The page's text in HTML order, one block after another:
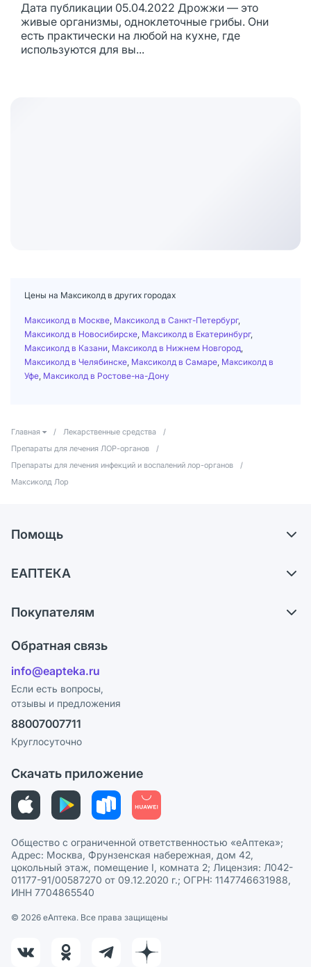
Дата публикации 05.04.2022 Дрожжи — это
живые организмы, одноклеточные грибы. Они
есть практически на любой на кухне, где
используются для вы...
Цены на Максиколд в других городах
Максиколд в Москве Максиколд в Санкт-Петербург,
Максиколд в Новосибирске Максиколд в Екатеринбург,
Максиколд в Казани Максиколд в Нижнем Новгород
Максиколд в Челябинске Максиколд в Самаре Максиколд в
Уфе Максиколд в Ростове-на-Дону
Главная / Лекарственные средства
/
Препараты для лечения ЛОР-органов
/
Препараты для лечения инфекций и воспалений лор-органов
/
Максиколд Лор
Помощь
Обмен и возврат
Блог
ЕАПТЕКА
Карьера
Поставщики
Лицензия
Реклама на сайте
Ваши товары на ЕАПТЕКЕ
Покупателям
Программа СберСпасибо
Политика конфиденциальности
Пользовательское соглашение
Политика рекомендаций
Этика и соответствие
Политика в отношении обработки персональных данных
Обратная связь
info@eapteka.ru
Если есть вопросы,
отзывы и предложения
88007007711
Круглосуточно
Скачать приложение
Общество с ограниченной ответственностью «еАптека»;
Адрес: Москва, Фрунзенская набережная, дом 42,
цокольный этаж, помещение I, комната 2; Лицензия: Л042-
01177-91/00587270 от 09.12.2020 г.; ОГРН: 1147746631988,
ИНН 7704865540
© 2026 eАптека. Все права защищены